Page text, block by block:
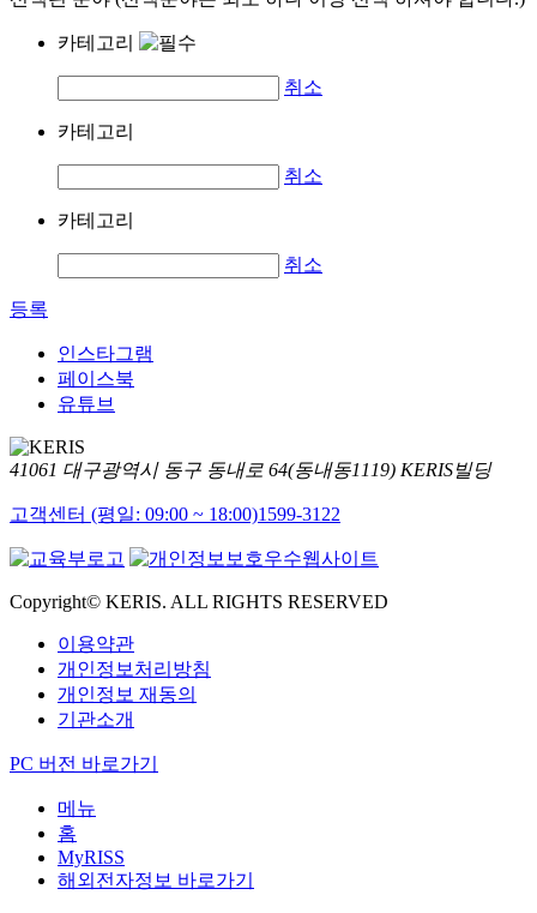
카테고리
취소
카테고리
취소
카테고리
취소
등록
인스타그램
페이스북
유튜브
41061 대구광역시 동구 동내로 64(동내동1119) KERIS빌딩
고객센터 (평일: 09:00 ~ 18:00)1599-3122
Copyright© KERIS. ALL RIGHTS RESERVED
이용약관
개인정보처리방침
개인정보 재동의
기관소개
PC 버전 바로가기
메뉴
홈
MyRISS
해외전자정보 바로가기